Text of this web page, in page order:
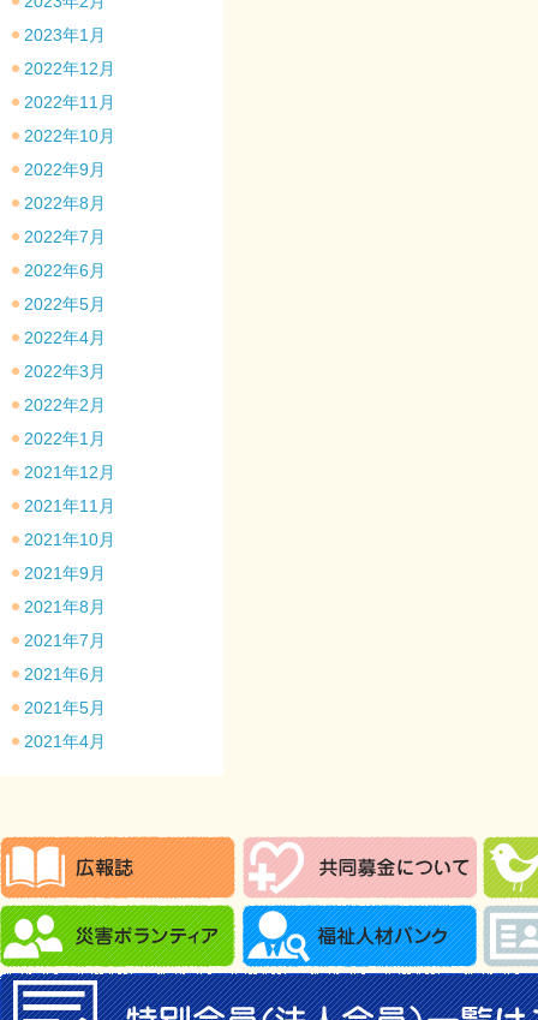
2023年1月
2022年12月
2022年11月
2022年10月
2022年9月
2022年8月
2022年7月
2022年6月
2022年5月
2022年4月
2022年3月
2022年2月
2022年1月
2021年12月
2021年11月
2021年10月
2021年9月
2021年8月
2021年7月
2021年6月
2021年5月
2021年4月